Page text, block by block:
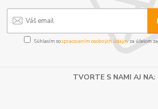
Súhlasím sospracovaním osobných údajov za účelom
TVORTE S NAMI AJ NA: